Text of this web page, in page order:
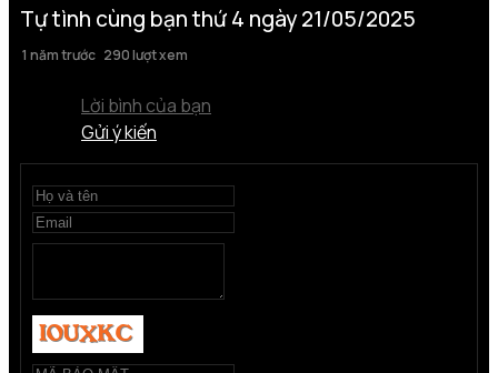
Tự tình cùng bạn thứ 4 ngày 21/05/2025
1 năm trước 290 lượt xem
Lời bình của bạn
Gửi ý kiến